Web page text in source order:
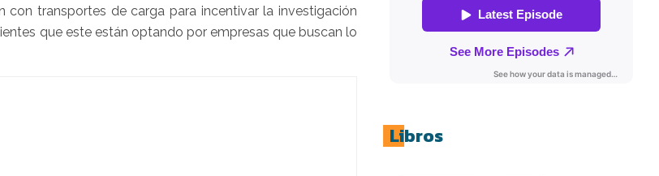
transportes de carga para incentivar la investigación
que este están optando por empresas que buscan lo
Libros